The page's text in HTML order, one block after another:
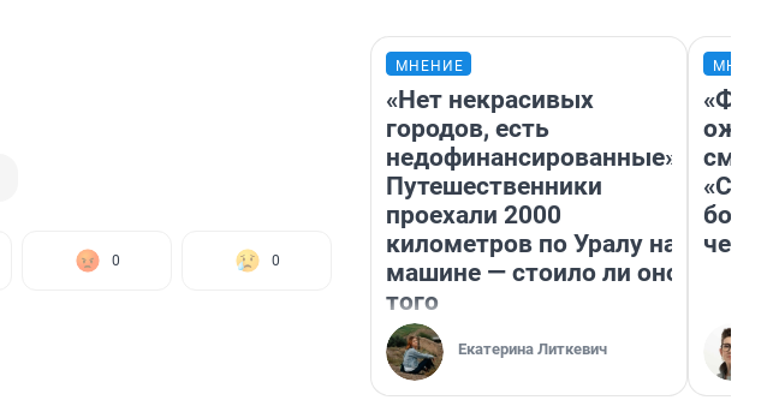
0 0
МНЕНИЕ
«Нет некрасивых
городов, есть
недофинансированные».
Путешественники
проехали 2000
километров по Уралу на
машине — стоило ли оно
того
Екатерина Литкевич